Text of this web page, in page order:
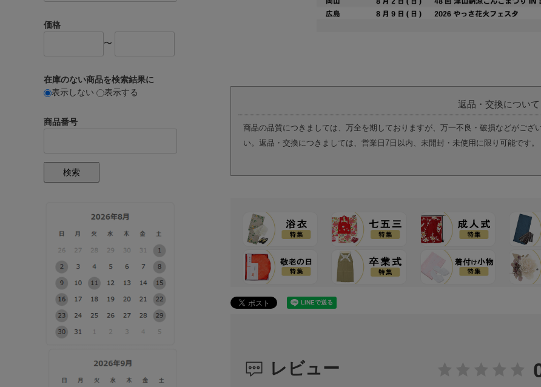
返品・交換について
商品の品質につきましては、万全を期しておりますが、万一不良・破損などがござ
い。返品・交換につきましては、営業日7日以内、未開封・未使用に限り可能です。
レビュー
価格
〜
在庫のない商品を検索結果に
表示しない
表示する
商品番号
検索